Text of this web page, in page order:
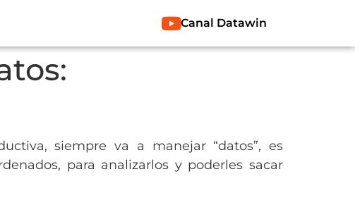
Canal Datawin
siempre va a manejar “datos”, es
para analizarlos y poderles sacar